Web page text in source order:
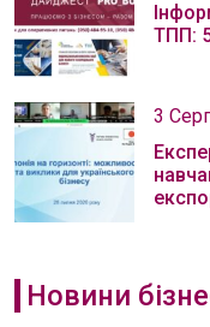
ТПП:
3
Новини